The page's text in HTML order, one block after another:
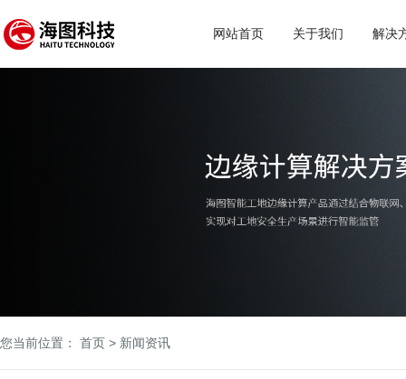
网站首页 关于我们 解决
您当前位置： 首页 > 新闻资讯